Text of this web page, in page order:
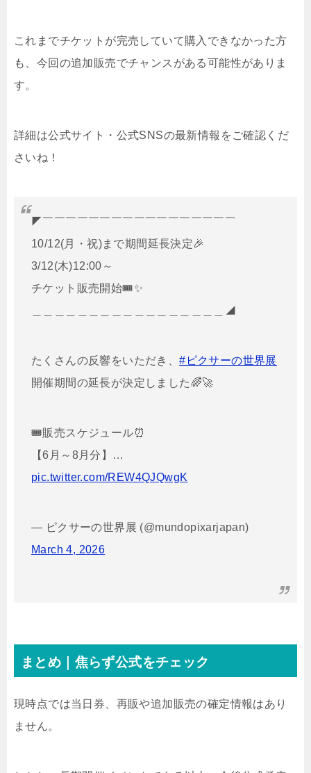
これまでチケットが完売していて購入できなかった方
も、 今回の追加販売でチャンスがある可能性がありま
す。
詳細は公式サイト・公式SNSの最新情報をご確認くだ
さいね！
◤￣￣￣￣￣￣￣￣￣￣￣￣￣￣￣￣￣
10/12(月・祝)まで期間延長決定🎉
3/12(木)12:00～
チケット販売開始🎟️✨
＿＿＿＿＿＿＿＿＿＿＿＿＿＿＿＿＿◢
たくさんの反響をいただき、#ピクサーの世界展
開催期間の延長が決定しました🌈🚀
🎟️販売スケジュール⏰
【6月～8月分】…
pic.twitter.com/REW4QJQwgK
— ピクサーの世界展 (@mundopixarjapan)
March 4, 2026
まとめ｜焦らず公式をチェック
現時点では当日券、再販や追加販売の確定情報はあり
ません。